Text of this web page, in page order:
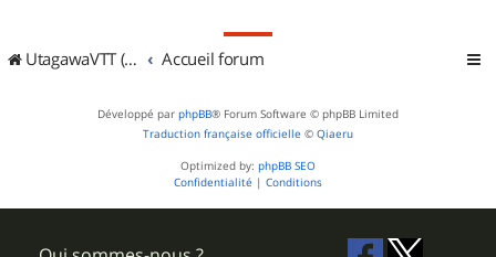
UtagawaVTT (Randos VTT et VTTAE avec traces GPS) Accueil forum
Développé par phpBB® Forum Software © phpBB Limited
Traduction française officielle © Qiaeru
Optimized by: phpBB SEO
Confidentialité | Conditions